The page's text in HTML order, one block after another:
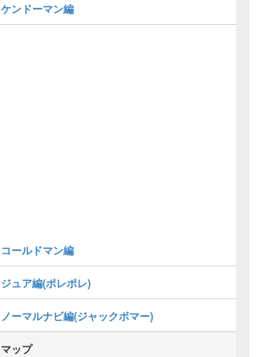
ケンドーマン編
コールドマン編
ジュア編(ポレポレ)
ノーマルナビ編(ジャックボマー)
マップ